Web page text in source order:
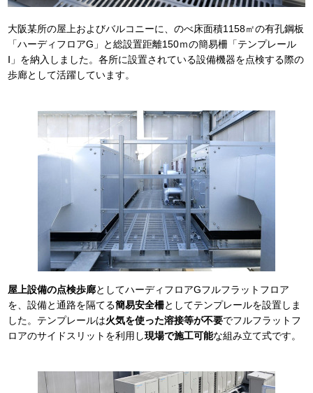
大阪某所の屋上およびバルコニーに、のべ床面積1158㎡の有孔鋼板
「ハーディフロアG」と総設置距離150ｍの簡易柵「テンプレール
Ⅰ」を納入しました。各所に設置されている設備機器を点検する際の
歩廊として活躍しています。
屋上設備の点検歩廊としてハーディフロアGフルフラットフロア
を、設備と通路を隔てる簡易安全柵としてテンプレールを設置しま
した。テンプレールは火気を使った溶接等が不要でフルフラットフ
ロアのサイドスリットを利用し現場で施工可能な組み立て式です。